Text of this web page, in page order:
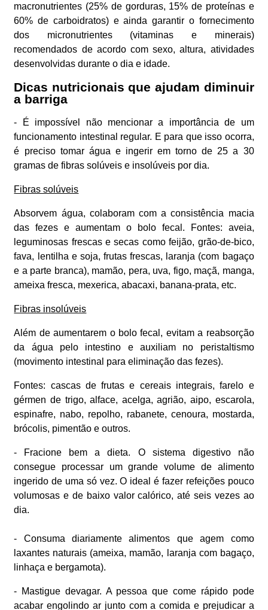
macronutrientes (25% de gorduras, 15% de proteínas e
60% de carboidratos) e ainda garantir o fornecimento
dos micronutrientes (vitaminas e minerais)
recomendados de acordo com sexo, altura, atividades
desenvolvidas durante o dia e idade.
Dicas nutricionais que ajudam diminuir
a barriga
- É impossível não mencionar a importância de um
funcionamento intestinal regular. E para que isso ocorra,
é preciso tomar água e ingerir em torno de 25 a 30
gramas de fibras solúveis e insolúveis por dia.
Fibras solúveis
Absorvem água, colaboram com a consistência macia
das fezes e aumentam o bolo fecal. Fontes: aveia,
leguminosas frescas e secas como feijão, grão-de-bico,
fava, lentilha e soja, frutas frescas, laranja (com bagaço
e a parte branca), mamão, pera, uva, figo, maçã, manga,
ameixa fresca, mexerica, abacaxi, banana-prata, etc.
Fibras insolúveis
Além de aumentarem o bolo fecal, evitam a reabsorção
da água pelo intestino e auxiliam no peristaltismo
(movimento intestinal para eliminação das fezes).
Fontes: cascas de frutas e cereais integrais, farelo e
gérmen de trigo, alface, acelga, agrião, aipo, escarola,
espinafre, nabo, repolho, rabanete, cenoura, mostarda,
brócolis, pimentão e outros.
- Fracione bem a dieta. O sistema digestivo não
consegue processar um grande volume de alimento
ingerido de uma só vez. O ideal é fazer refeições pouco
volumosas e de baixo valor calórico, até seis vezes ao
dia.
- Consuma diariamente alimentos que agem como
laxantes naturais (ameixa, mamão, laranja com bagaço,
linhaça e bergamota).
- Mastigue devagar. A pessoa que come rápido pode
acabar engolindo ar junto com a comida e prejudicar a